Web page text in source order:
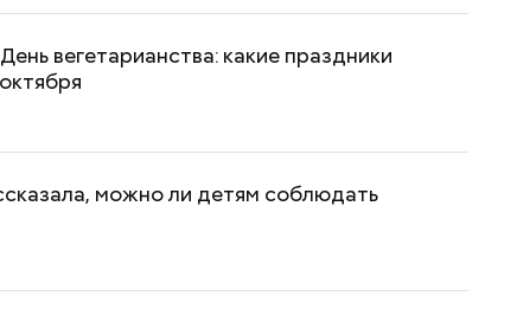
вегетарианства: какие праздники
можно ли детям соблюдать